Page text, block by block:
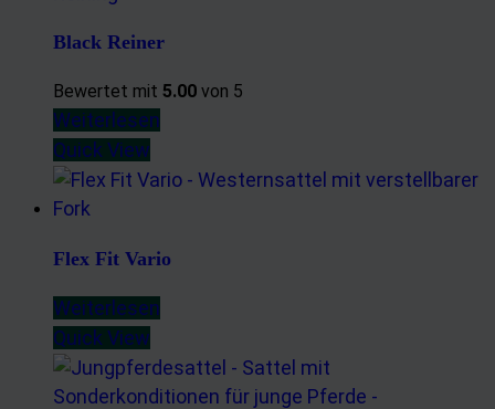
Black Reiner
Bewertet mit 5.00 von 5
Weiterlesen
Quick View
Flex Fit Vario
Weiterlesen
Quick View